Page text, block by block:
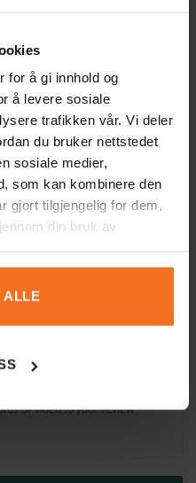
for å gi innhold og
å levere sosiale
trafikken vår. Vi deler
du bruker nettstedet
sosiale medier,
som kan kombinere den
gjort tilgjengelig for dem,
din bruk av
ALLE
utvidelspakke –
0/5
or video to your review